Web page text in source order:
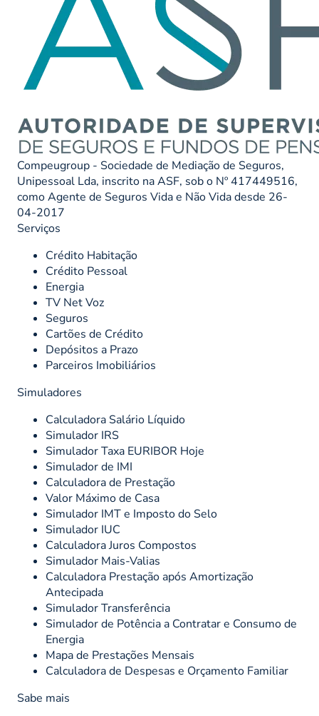
Compeugroup - Sociedade de Mediação de Seguros,
Unipessoal Lda, inscrito na ASF, sob o Nº 417449516,
como Agente de Seguros Vida e Não Vida desde 26-
04-2017
Serviços
Crédito Habitação
Crédito Pessoal
Energia
TV Net Voz
Seguros
Cartões de Crédito
Depósitos a Prazo
Parceiros Imobiliários
Simuladores
Calculadora Salário Líquido
Simulador IRS
Simulador Taxa EURIBOR Hoje
Simulador de IMI
Calculadora de Prestação
Valor Máximo de Casa
Simulador IMT e Imposto do Selo
Simulador IUC
Calculadora Juros Compostos
Simulador Mais-Valias
Calculadora Prestação após Amortização
Antecipada
Simulador Transferência
Simulador de Potência a Contratar e Consumo de
Energia
Mapa de Prestações Mensais
Calculadora de Despesas e Orçamento Familiar
Sabe mais